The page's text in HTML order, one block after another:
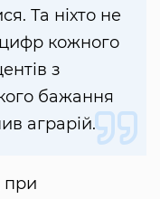
Та ніхто не
кожного
з
бажання
аграрій.
при